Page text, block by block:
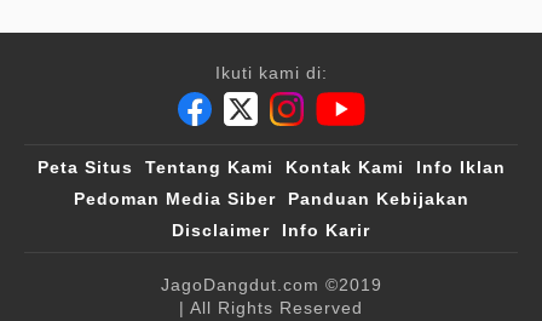
Ikuti kami di:
Peta Situs Tentang Kami Kontak Kami
Info Iklan
Pedoman Media Siber
Panduan Kebijakan
Disclaimer
Info Karir
JagoDangdut.com ©2019
| All Rights Reserved